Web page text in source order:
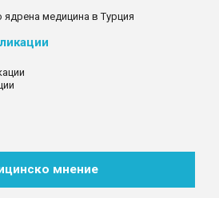
ядрена медицина в Турция
мнение